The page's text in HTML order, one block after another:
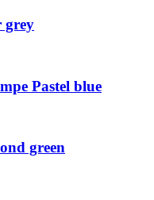
grey
Pastel blue
green